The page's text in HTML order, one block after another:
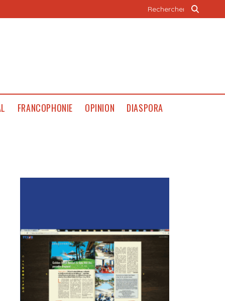
FRANCOPHONIE OPINION DIASPORA